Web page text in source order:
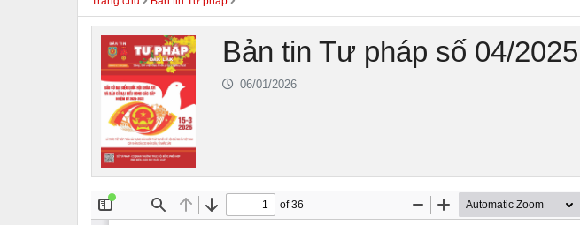
Bản tin Tư pháp số 04/2025
06/01/2026